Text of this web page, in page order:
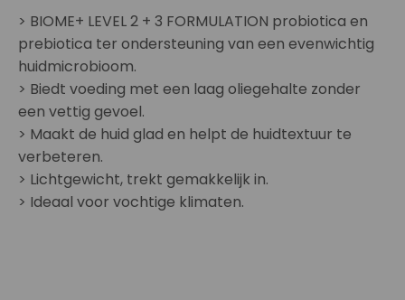
> BIOME+ LEVEL 2 + 3 FORMULATION probiotica en
prebiotica ter ondersteuning van een evenwichtig
huidmicrobioom.
> Biedt voeding met een laag oliegehalte zonder
een vettig gevoel.
> Maakt de huid glad en helpt de huidtextuur te
verbeteren.
> Lichtgewicht, trekt gemakkelijk in.
> Ideaal voor vochtige klimaten.